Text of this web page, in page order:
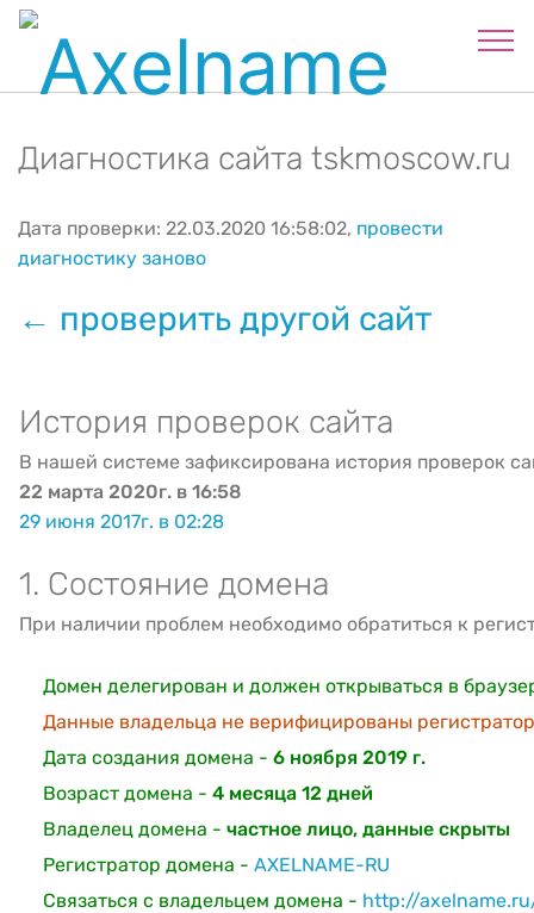
Диагностика сайта tskmoscow.ru
Дата проверки: 22.03.2020 16:58:02, провести
диагностику заново
← проверить другой сайт
История проверок сайта
В нашей системе зафиксирована история проверок
22 марта 2020г. в 16:58
29 июня 2017г. в 02:28
1. Состояние домена
При наличии проблем необходимо обратиться к
Домен делегирован и должен открываться в
Данные владельца не верифицированы
Дата создания домена - 6 ноября 2019 г.
Возраст домена - 4 месяца 12 дней
Владелец домена - частное лицо, данные скрыты
Регистратор домена - AXELNAME-RU
Связаться с владельцем домена - http://